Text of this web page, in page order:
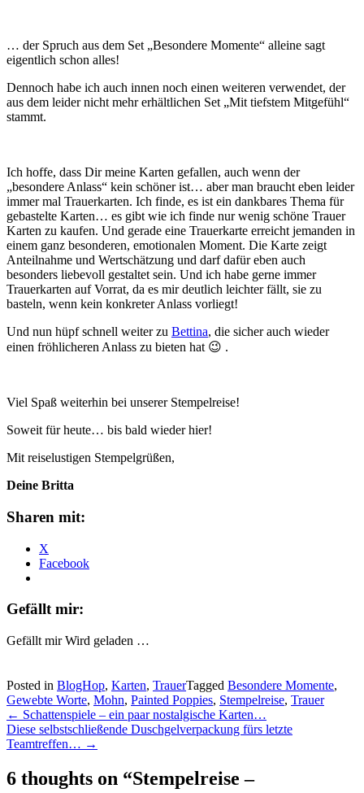
… der Spruch aus dem Set „Besondere Momente“ alleine sagt
eigentlich schon alles!
Dennoch habe ich auch innen noch einen weiteren verwendet, der
aus dem leider nicht mehr erhältlichen Set „Mit tiefstem Mitgefühl“
stammt.
Ich hoffe, dass Dir meine Karten gefallen, auch wenn der
„besondere Anlass“ kein schöner ist… aber man braucht eben leider
immer mal Trauerkarten. Ich finde, es ist ein dankbares Thema für
gebastelte Karten… es gibt wie ich finde nur wenig schöne Trauer
Karten zu kaufen. Und gerade eine Trauerkarte erreicht jemanden in
einem ganz besonderen, emotionalen Moment. Die Karte zeigt
Anteilnahme und Wertschätzung und darf dafür eben auch
besonders liebevoll gestaltet sein. Und ich habe gerne immer
Trauerkarten auf Vorrat, da es mir deutlich leichter fällt, sie zu
basteln, wenn kein konkreter Anlass vorliegt!
Und nun hüpf schnell weiter zu Bettina, die sicher auch wieder
einen fröhlicheren Anlass zu bieten hat 😉 .
Viel Spaß weiterhin bei unserer Stempelreise!
Soweit für heute… bis bald wieder hier!
Mit reiselustigen Stempelgrüßen,
Deine Britta
Sharen mit:
X
Facebook
Gefällt mir:
Gefällt mir Wird geladen …
Posted in BlogHop, Karten, TrauerTagged Besondere Momente,
Gewebte Worte, Mohn, Painted Poppies, Stempelreise, Trauer
Post
navigation
← Schattenspiele – ein paar nostalgische Karten…
Diese selbstschließende Duschgelverpackung fürs letzte
Teamtreffen… →
6 thoughts on “Stempelreise –